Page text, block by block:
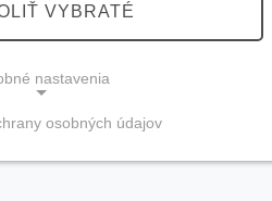
VYBRATÉ
nastavenia
vypnúť)
osobných údajov